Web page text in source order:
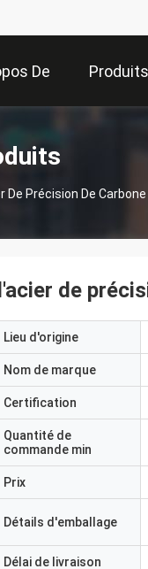
De
Nous
Produits
Précision De Carbone
de
Lieu d'origine
Nom de marque
Certification
Quantité de
commande min
Prix
Détails d'emballage
Délai de livraison